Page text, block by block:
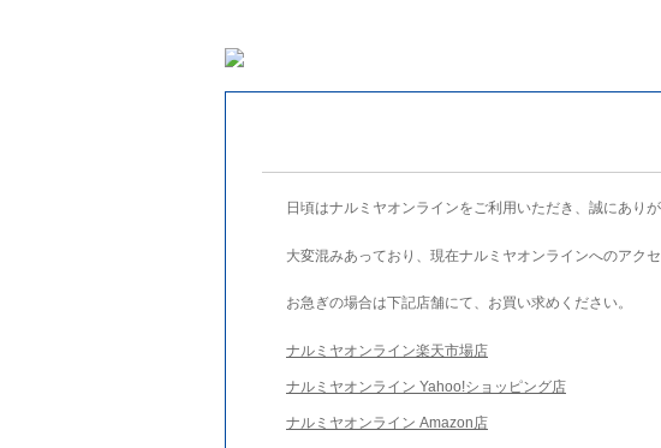
日頃はナルミヤオンラインをご利用いただき、誠にありが
大変混みあっており、現在ナルミヤオンラインへのアク
お急ぎの場合は下記店舗にて、お買い求めください。
ナルミヤオンライン楽天市場店
ナルミヤオンライン Yahoo!ショッピング店
ナルミヤオンライン Amazon店